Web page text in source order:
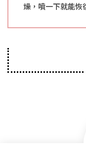
燥，噴一下就能恢